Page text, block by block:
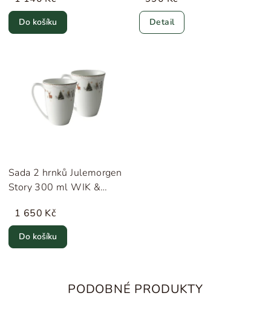
Do košíku Detail
Sada 2 hrnků Julemorgen
Story 300 ml WIK &
1 650 Kč
Do košíku
PODOBNÉ PRODUKTY